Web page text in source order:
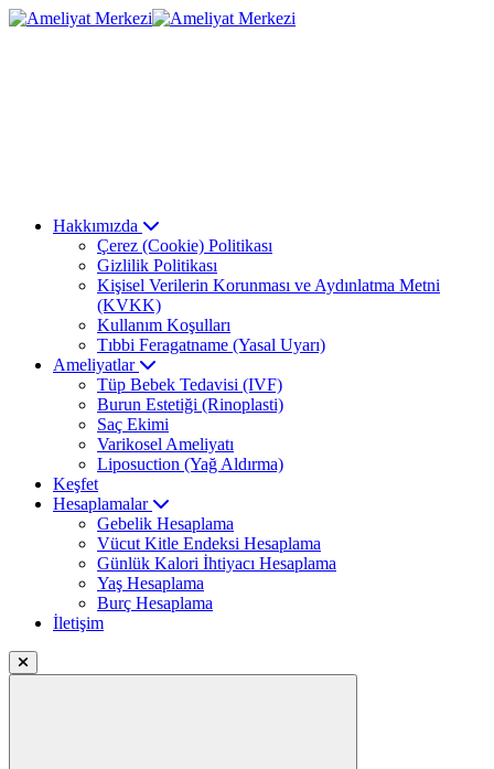
Hakkımızda
Çerez (Cookie) Politikası
Gizlilik Politikası
Kişisel Verilerin Korunması ve Aydınlatma Metni
(KVKK)
Kullanım Koşulları
Tıbbi Feragatname (Yasal Uyarı)
Ameliyatlar
Tüp Bebek Tedavisi (IVF)
Burun Estetiği (Rinoplasti)
Saç Ekimi
Varikosel Ameliyatı
Liposuction (Yağ Aldırma)
Keşfet
Hesaplamalar
Gebelik Hesaplama
Vücut Kitle Endeksi Hesaplama
Günlük Kalori İhtiyacı Hesaplama
Yaş Hesaplama
Burç Hesaplama
İletişim